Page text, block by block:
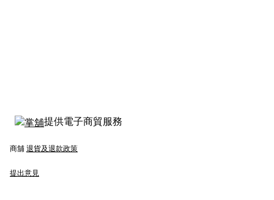
提供電子商貿服務
商舖 退貨及退款政策
提出意見